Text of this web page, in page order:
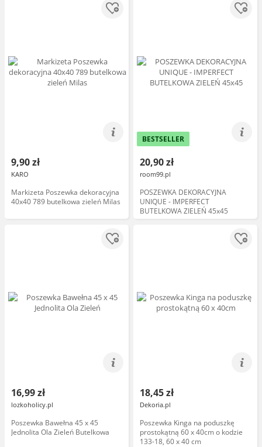
9,90 zł
KARO
Markizeta Poszewka dekoracyjna
40x40 789 butelkowa zieleń Milas
BESTSELLER
20,90 zł
room99.pl
POSZEWKA DEKORACYJNA
UNIQUE - IMPERFECT
BUTELKOWA ZIELEŃ 45x45
16,99 zł
lozkoholicy.pl
Poszewka Bawełna 45 x 45
Jednolita Ola Zieleń Butelkowa
18,45 zł
Dekoria.pl
Poszewka Kinga na poduszkę
prostokątną 60 x 40cm o kodzie
133-18, 60 x 40 cm